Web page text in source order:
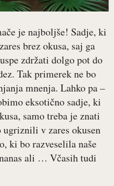
je najboljše! Sadje, ki
brez okusa, saj ga
zdržati dolgo pot do
Tak primerek ne bo
mnenja. Lahko pa –
eksotično sadje, ki
samo treba je znati
v zares okusen
ki bo razveselila naše
ali … Včasih tudi